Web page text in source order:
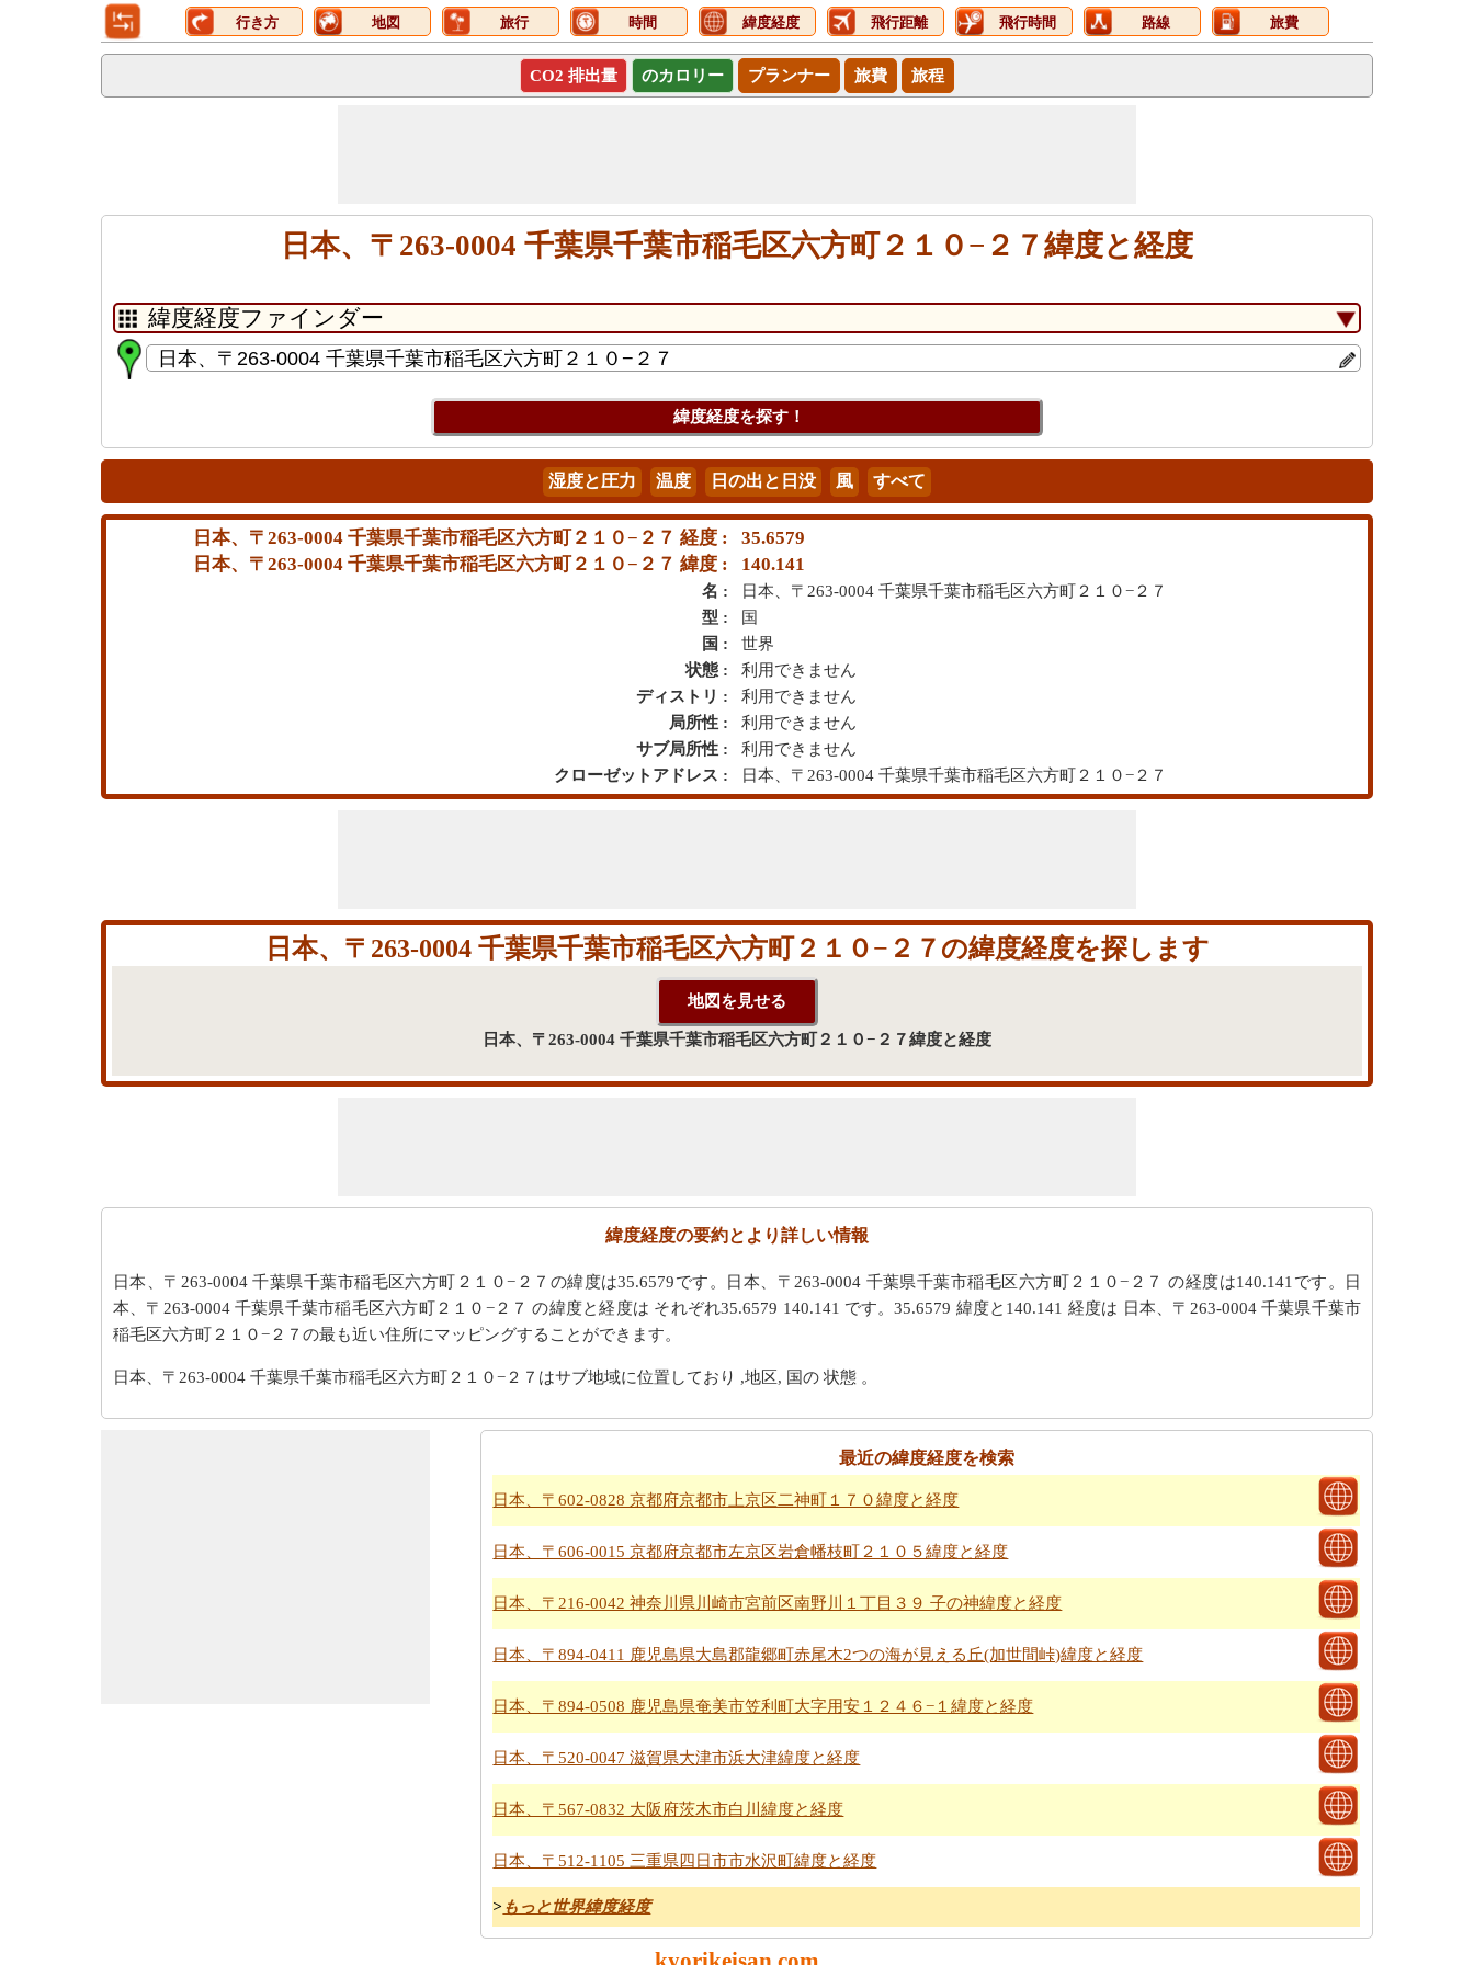
行き方 地図 旅行 時間 緯度経度 飛行距離 飛行時間 路線 旅費
CO2 排出量 のカロリー プランナー 旅費 旅程
日本、〒263-0004 千葉県千葉市稲毛区六方町２１０−２７緯度と経度
日本、〒263-0004 千葉県千葉市稲毛区六方町２１０−２７ 経度 :
35.6579
日本、〒263-0004 千葉県千葉市稲毛区六方町２１０−２７ 緯度 :
140.141
名 :
日本、〒263-0004 千葉県千葉市稲毛区六方町２１０−２７
型 :
国
国 :
世界
状態 :
利用できません
ディストリ :
利用できません
局所性 :
利用できません
サブ局所性 :
利用できません
クローゼットアドレス :
日本、〒263-0004 千葉県千葉市稲毛区六方町２１０−２７
日本、〒263-0004 千葉県千葉市稲毛区六方町２１０−２７の緯度経度を探します
日本、〒263-0004 千葉県千葉市稲毛区六方町２１０−２７緯度と経度
緯度経度の要約とより詳しい情報
日本、〒263-0004 千葉県千葉市稲毛区六方町２１０−２７の緯度は35.6579です。日本、〒263-0004 千葉県千葉市稲毛区六方町２１０−２７ の経度は140.141です。日
本、〒263-0004 千葉県千葉市稲毛区六方町２１０−２７ の緯度と経度は それぞれ35.6579 140.141 です。35.6579 緯度と140.141 経度は 日本、〒263-0004 千葉県千葉市
稲毛区六方町２１０−２７の最も近い住所にマッピングすることができます。
日本、〒263-0004 千葉県千葉市稲毛区六方町２１０−２７はサブ地域に位置しており ,地区, 国の 状態 。
最近の緯度経度を検索
日本、〒602-0828 京都府京都市上京区二神町１７０緯度と経度
日本、〒606-0015 京都府京都市左京区岩倉幡枝町２１０５緯度と経度
日本、〒216-0042 神奈川県川崎市宮前区南野川１丁目３９ 子の神緯度と経度
日本、〒894-0411 鹿児島県大島郡龍郷町赤尾木2つの海が見える丘(加世間峠)緯度と経度
日本、〒894-0508 鹿児島県奄美市笠利町大字用安１２４６−１緯度と経度
日本、〒520-0047 滋賀県大津市浜大津緯度と経度
日本、〒567-0832 大阪府茨木市白川緯度と経度
日本、〒512-1105 三重県四日市市水沢町緯度と経度
> もっと世界緯度経度